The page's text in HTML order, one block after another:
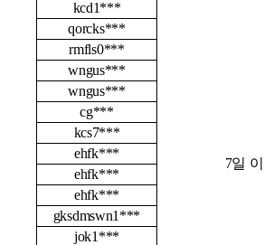
7일
kcd1***
qorcks***
rmfls0***
wngus***
wngus***
cg***
kcs7***
ehfk***
ehfk***
ehfk***
gksdmswn1***
jok1***